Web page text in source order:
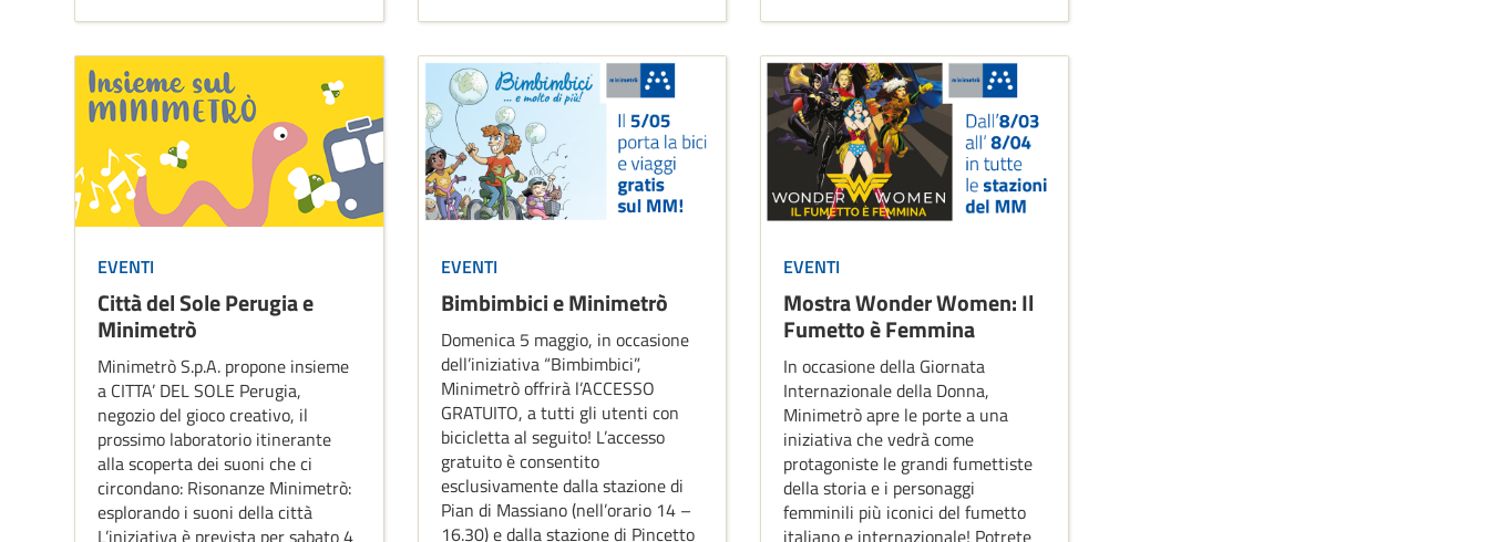
EVENTI
Città del Sole Perugia e
Minimetrò
Minimetrò S.p.A. propone insieme
a CITTA’ DEL SOLE Perugia,
negozio del gioco creativo, il
prossimo laboratorio itinerante
alla scoperta dei suoni che ci
circondano: Risonanze Minimetrò:
esplorando i suoni della città
L’iniziativa è prevista per sabato 4
EVENTI
Bimbimbici e Minimetrò
Domenica 5 maggio, in occasione
dell’iniziativa “Bimbimbici”,
Minimetrò offrirà l’ACCESSO
GRATUITO, a tutti gli utenti con
bicicletta al seguito! ​L’accesso
gratuito è consentito
esclusivamente dalla stazione di
Pian di Massiano (nell’orario 14 –
16.30) e dalla stazione di Pincetto
EVENTI
Mostra Wonder Women: Il
Fumetto è Femmina
In occasione della Giornata
Internazionale della Donna,
Minimetrò apre le porte a una
iniziativa che vedrà come
protagoniste le grandi fumettiste
della storia e i personaggi
femminili più iconici del fumetto
italiano e internazionale! Potrete